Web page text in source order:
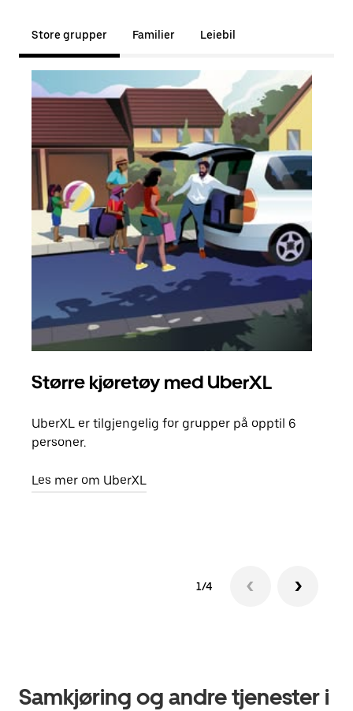
Store grupper Familier Leiebil
Større kjøretøy med UberXL
UberXL er tilgjengelig for grupper på opptil 6
personer.
Les mer om UberXL
1/4
Samkjøring og andre tjenester i